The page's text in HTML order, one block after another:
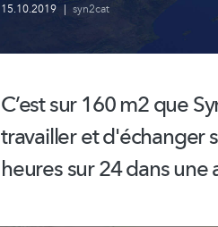
15.10.2019 | syn2cat
C’est sur 160 m2 que
travailler et d'échanger
heures sur 24 dans